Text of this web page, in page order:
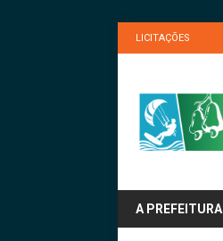
LICITAÇÕES
A PREFEITURA